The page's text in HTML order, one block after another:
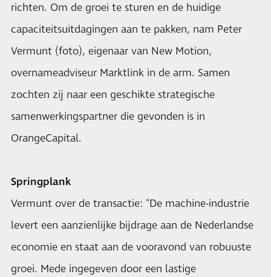
richten. Om de groei te sturen en de huidige
capaciteitsuitdagingen aan te pakken, nam Peter
Vermunt (foto), eigenaar van New Motion,
overnameadviseur Marktlink in de arm. Samen
zochten zij naar een geschikte strategische
samenwerkingspartner die gevonden is in
OrangeCapital.
Springplank
Vermunt over de transactie: "De machine-industrie
levert een aanzienlijke bijdrage aan de Nederlandse
economie en staat aan de vooravond van robuuste
groei. Mede ingegeven door een lastige